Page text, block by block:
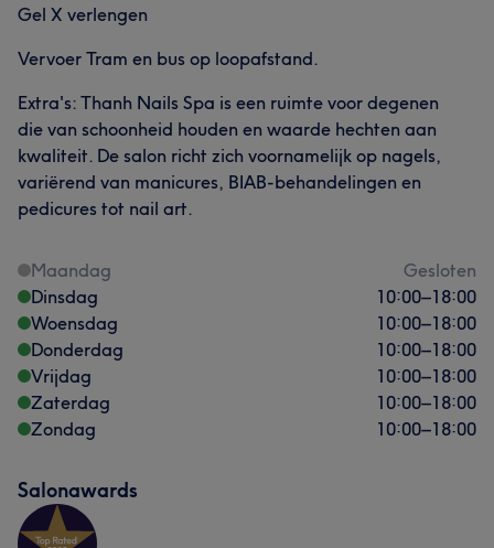
Gel X verlengen
Vervoer Tram en bus op loopafstand.
Extra's: Thanh Nails Spa is een ruimte voor degenen
die van schoonheid houden en waarde hechten aan
kwaliteit. De salon richt zich voornamelijk op nagels,
variërend van manicures, BIAB-behandelingen en
pedicures tot nail art.
Maandag
Gesloten
Dinsdag
10:00–18:00
Woensdag
10:00–18:00
Donderdag
10:00–18:00
Vrijdag
10:00–18:00
Zaterdag
10:00–18:00
Zondag
10:00–18:00
Salonawards